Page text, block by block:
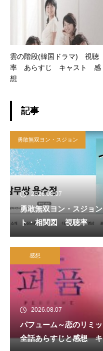
雲の階段(韓国ドラマ) 視聴
率 あらすじ キャスト 感
想
記事
勇敢無双ヨン・スジョン
2026.08.07
勇敢無双ヨン・スジョ
ト・相関図 視聴率
感想
2026.08.07
パフューム～恋のリミ
全話あらすじと感想 キ